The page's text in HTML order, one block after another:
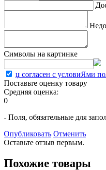
Символы на картинке
џ согласен с условиЯми
Поставьте оценку товару
Средняя оценка:
0
- Поля, обязательные для
Опубликовать Отменить
Оставьте отзыв первым.
Похожие товары